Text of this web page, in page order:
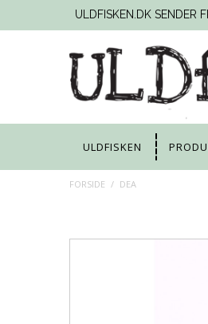
ULDFISKEN.DK SENDER
ULDFISKEN
FORSIDE / DEA